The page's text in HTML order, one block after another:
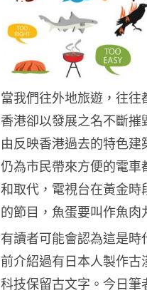
當我們往外地旅遊，往
香港卻以發展之名不斷
由反映香港過去的特色
仍為市民帶來方便的電
和取代，電視台在黃金時
的節目，魚蛋要叫作魚肉
有讀者可能會認為這是
前介紹過有日本人製作
科技保留古文字。今日